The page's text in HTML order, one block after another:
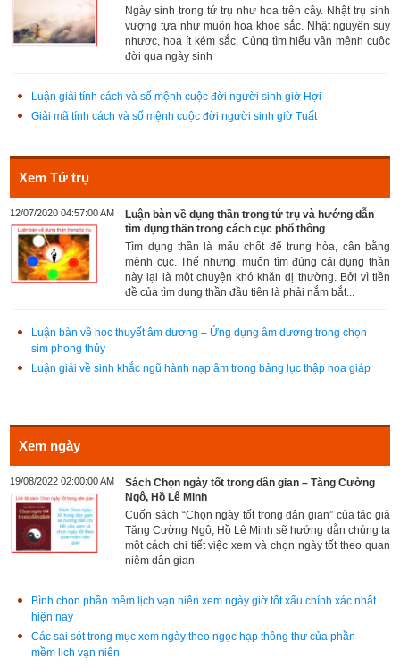
Ngày sinh trong tứ trụ như hoa trên cây. Nhật trụ sinh
vượng tựa như muôn hoa khoe sắc. Nhật nguyên suy
nhược, hoa ít kém sắc. Cùng tìm hiểu vận mệnh cuộc
đời qua ngày sinh
Luận giải tính cách và số mệnh cuộc đời người sinh giờ Hợi
Giải mã tính cách và số mệnh cuộc đời người sinh giờ Tuất
Xem Tứ trụ
12/07/2020 04:57:00 AM
Luận bàn về dụng thần trong tứ trụ và hướng dẫn
tìm dụng thần trong cách cục phổ thông
Tìm dụng thần là mấu chốt để trung hòa, cân bằng
mệnh cục. Thế nhưng, muốn tìm đúng cái dụng thần
này lại là một chuyện khó khăn dị thường. Bởi vì tiền
đề của tìm dụng thần đầu tiên là phải nắm bắt...
Luận bàn về học thuyết âm dương – Ứng dụng âm dương trong chọn
sim phong thủy
Luận giải về sinh khắc ngũ hành nạp âm trong bảng lục thập hoa giáp
Xem ngày
19/08/2022 02:00:00 AM
Sách Chọn ngày tốt trong dân gian – Tăng Cường
Ngô, Hồ Lê Minh
Cuốn sách “Chọn ngày tốt trong dân gian” của tác giả
Tăng Cường Ngô, Hồ Lê Minh sẽ hướng dẫn chúng ta
một cách chi tiết việc xem và chọn ngày tốt theo quan
niệm dân gian
Bình chọn phần mềm lịch vạn niên xem ngày giờ tốt xấu chính xác nhất
hiện nay
Các sai sót trong mục xem ngày theo ngọc hạp thông thư của phần
mềm lịch vạn niên